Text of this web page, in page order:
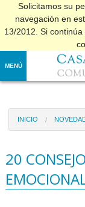
Solicitamos su
navegación en
13/2012. Si
MENÚ
INICIO
20